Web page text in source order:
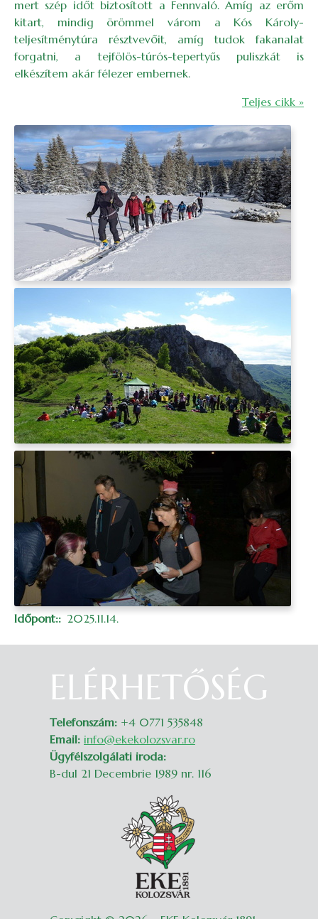
mert szép időt biztosított a Fennvaló. Amíg az erőm
kitart, mindig örömmel várom a Kós Károly-
teljesítménytúra résztvevőit, amíg tudok fakanalat
forgatni, a tejfölös-túrós-tepertyűs puliszkát is
elkészítem akár félezer embernek.
Teljes cikk »
Időpont: 2025.11.14.
ELÉRHETŐSÉG
Telefonszám: +4 0771 535848
Email: info@ekekolozsvar.ro
Ügyfélszolgálati iroda:
B-dul 21 Decembrie 1989 nr. 116